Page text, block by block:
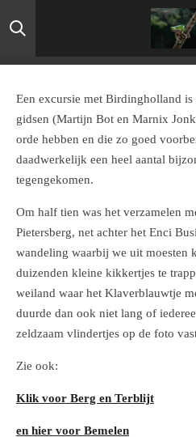
Ga
direct
hoofdinhoud
Een excursie met Birdingholland
gidsen (Martijn Bot en Marnix
orde hebben en die zo goed
daadwerkelijk een heel aantal
tegengekomen.
Om half tien was het verzamelen
Pietersberg, net achter het Enci
wandeling waarbij we uit moesten
duizenden kleine kikkertjes te
weiland waar het Klaverblauwtje
duurde dan ook niet lang of
zeldzaam vlindertjes op de foto
Zie ook:
Klik voor Berg en Terblijt
en hier voor Bemelen